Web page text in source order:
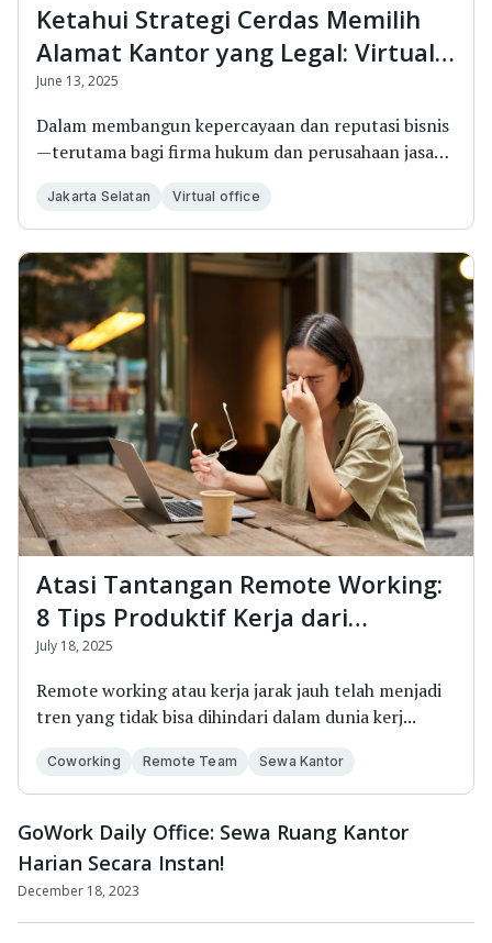
Ketahui Strategi Cerdas Memilih
Alamat Kantor yang Legal: Virtual
Office Jakarta
June 13, 2025
Dalam membangun kepercayaan dan reputasi bisnis
—terutama bagi firma hukum dan perusahaan jasa
Jakarta Selatan Virtual office
Atasi Tantangan Remote Working:
8 Tips Produktif Kerja dari
Coworking Space
July 18, 2025
Remote working atau kerja jarak jauh telah menjadi
tren yang tidak bisa dihindari dalam dunia kerj...
Coworking Remote Team Sewa Kantor
GoWork Daily Office: Sewa Ruang Kantor
Harian Secara Instan!
December 18, 2023